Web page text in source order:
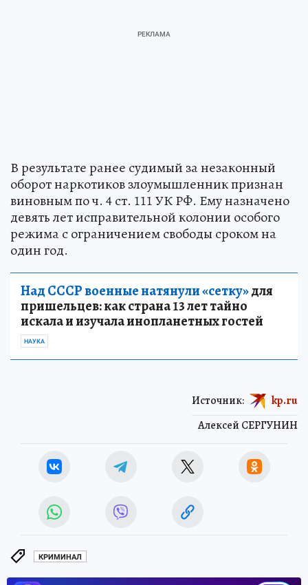
В результате ранее судимый за незаконный
оборот наркотиков злоумышленник признан
виновным по ч. 4 ст. 111 УК РФ. Ему назначено
девять лет исправительной колонии особого
режима с ограничением свободы сроком на
один год.
Над СССР военные натянули «сетку»для
пришельцев: как страна 13 лет тайно
искала и изучала инопланетных гостей
НАУКА
Алексей СЕРГУНИН
Источник: kp.ru
КРИМИНАЛ